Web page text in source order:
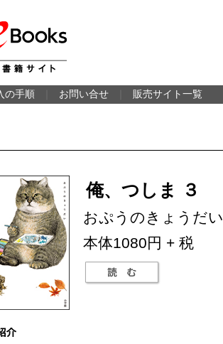
の手順 お問い合せ 販売サイト一覧
俺、つしま ３
おぷうのきょうだい
本体1080円 + 税